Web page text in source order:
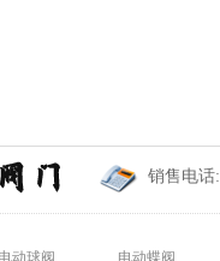
销售电话:
电动球阀 电动蝶阀